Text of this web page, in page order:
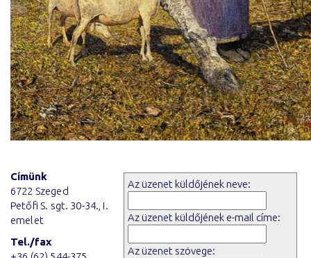
Az üzenet küldőjének neve:
Az üzenet küldőjének e-mail címe:
Az üzenet szövege:
Címünk
6722 Szeged
Petőfi S. sgt. 30-34., I.
emelet
Tel./fax